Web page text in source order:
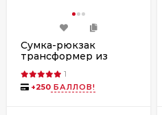
Сумка-рюкзак
трансформер из
356 чёрная
1
+250 БАЛЛОВ!